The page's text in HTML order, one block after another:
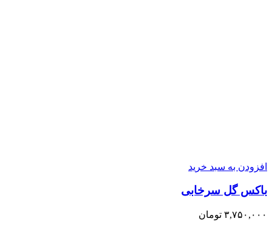
افزودن به سبد خرید
باکس گل سرخابی
۳,۷۵۰,۰۰۰ تومان